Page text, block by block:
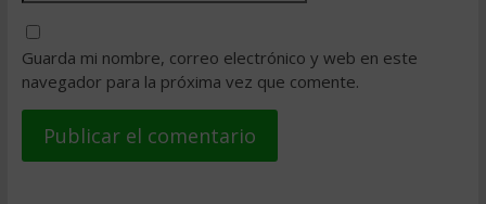
Guarda mi nombre, correo electrónico y web en este
navegador para la próxima vez que comente.